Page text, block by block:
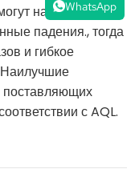
нанести ущерб
падения., тогда
и гибкое
поставляющих
с AQL.
WhatsApp